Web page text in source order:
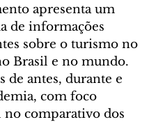
apresenta um
de informações
sobre o turismo no
Brasil e no mundo.
de antes, durante e
com foco
comparativo dos